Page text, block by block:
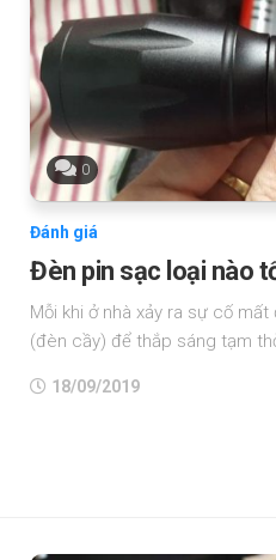
0
Đánh giá
Đèn pin sạc loại nào
Mỗi khi ở nhà xảy ra sự cố
(đèn cầy) để thắp sáng tạm
18/09/2019